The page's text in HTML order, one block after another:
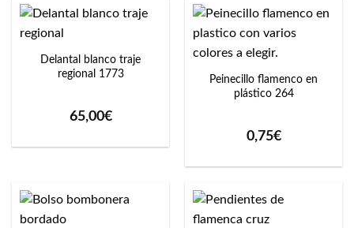
Delantal blanco traje
regional 1773
65,00€
Peinecillo flamenco en
plástico 264
0,75€